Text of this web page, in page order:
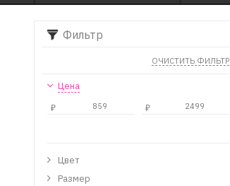
Фильтр
ОЧИСТИТЬ ФИЛЬТР
Цена
₽ ₽
Цвет
Размер